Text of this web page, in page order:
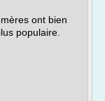
ont bien
populaire.